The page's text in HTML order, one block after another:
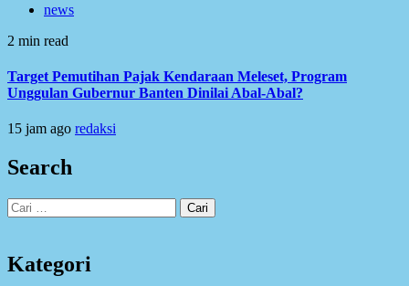
news
2 min read
Target Pemutihan Pajak Kendaraan Meleset, Program
Unggulan Gubernur Banten Dinilai Abal-Abal?
15 jam ago redaksi
Search
Cari
untuk:
Kategori